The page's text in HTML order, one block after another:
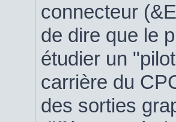
connecteur
de dire que le
étudier un
carrière du
des sorties